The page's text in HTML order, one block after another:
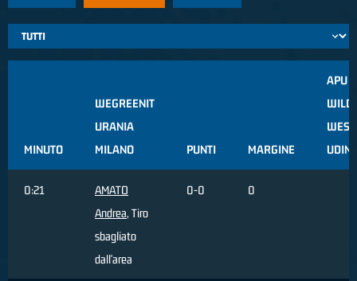
MINUTO
WEGREENIT
URANIA
MILANO
PUNTI MARGINE
APU
WILD
WEST
UDINE
0:21
AMATO
Andrea, Tiro
sbagliato
dall'area
0-0 0